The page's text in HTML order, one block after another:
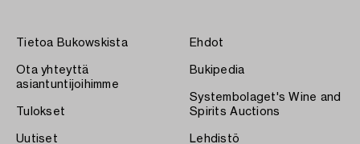
Tietoa Bukowskista
Ota yhteyttä
asiantuntijoihimme
Tulokset
Uutiset
Ehdot
Bukipedia
Systembolaget's Wine and
Spirits Auctions
Lehdistö